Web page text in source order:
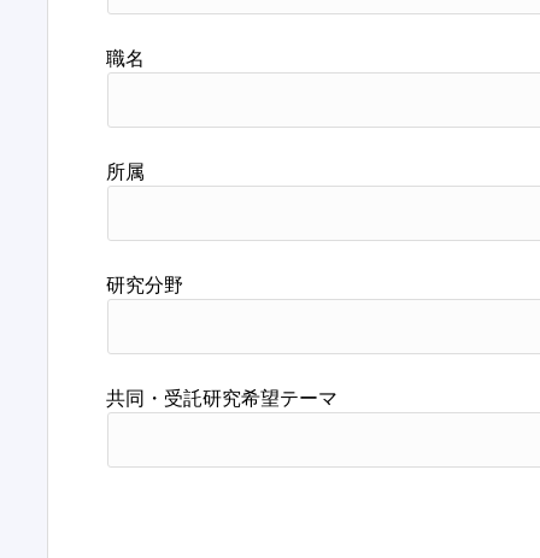
職名
所属
研究分野
共同・受託研究希望テーマ